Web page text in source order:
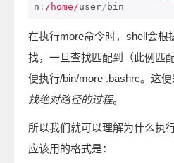
n : /home/user/ bin
在执行more命令时，shell会根
找，一旦查找匹配到（此例匹
便执行/bin/more .bashrc。这
找绝对路径的过程。
所以我们就可以理解为什么执
应该用的格式是：